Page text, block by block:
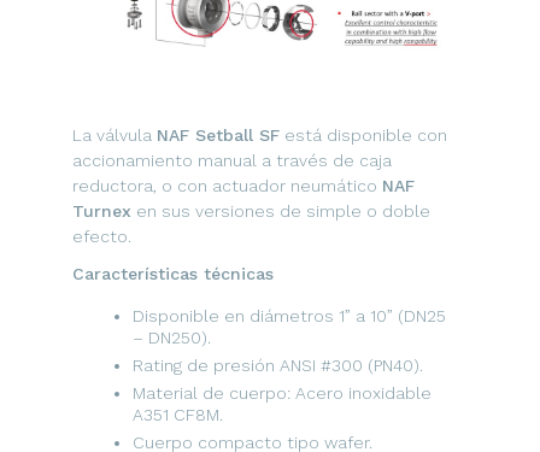
La válvula NAF Setball SFestá disponible con
accionamiento manual a través de caja
reductora, o con actuador neumático NAF
Turnex en sus versiones de simple o doble
efecto.
Características técnicas
Disponible en diámetros 1” a 10” (DN25
– DN250).
Rating de presión ANSI #300 (PN40).
Material de cuerpo: Acero inoxidable
A351 CF8M.
Cuerpo compacto tipo wafer.